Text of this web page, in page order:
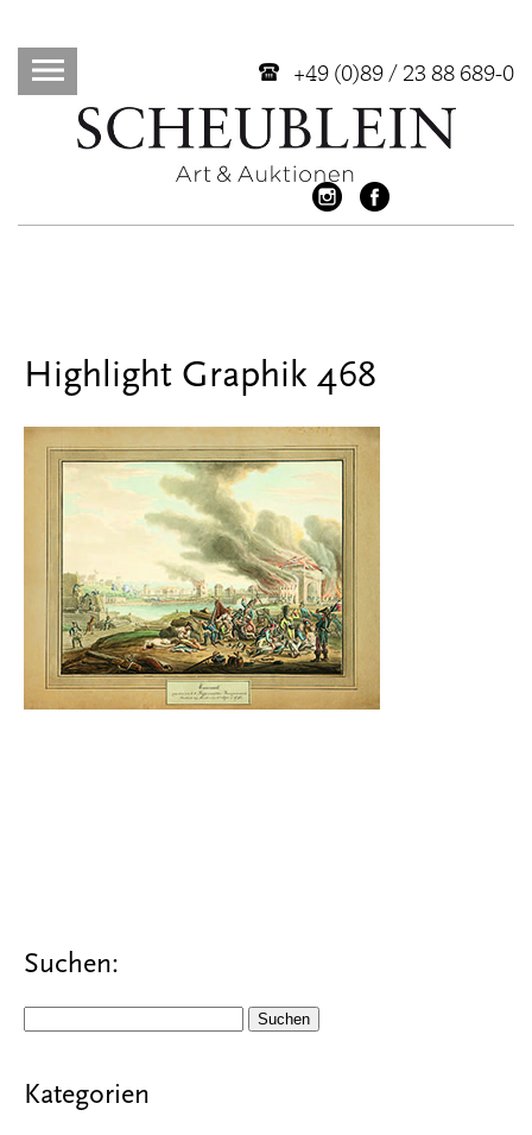
+49 (0)89 / 23 88 689-0
Highlight Graphik 468
Suchen:
Kategorien